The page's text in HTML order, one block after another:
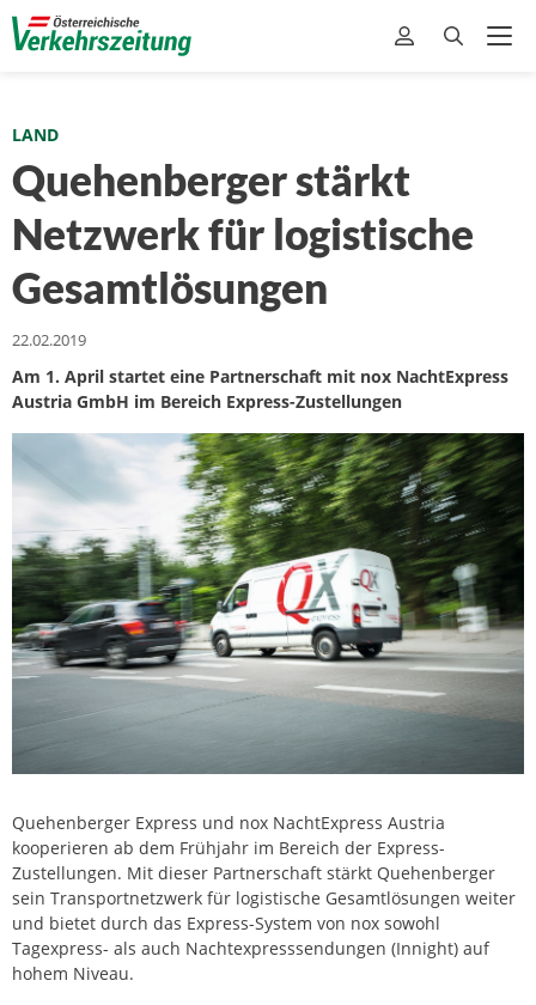
LAND
Quehenberger stärkt
Netzwerk für logistische
Gesamtlösungen
22.02.2019
Am 1. April startet eine Partnerschaft mit nox NachtExpress
Austria GmbH im Bereich Express-Zustellungen
Quehenberger Express und nox NachtExpress Austria
kooperieren ab dem Frühjahr im Bereich der Express-
Zustellungen. Mit dieser Partnerschaft stärkt Quehenberger
sein Transportnetzwerk für logistische Gesamtlösungen weiter
und bietet durch das Express-System von nox sowohl
Tagexpress- als auch Nachtexpresssendungen (Innight) auf
hohem Niveau.